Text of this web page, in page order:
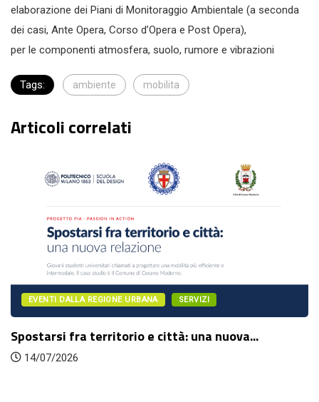
elaborazione dei Piani di Monitoraggio Ambientale (a seconda
dei casi, Ante Opera, Corso d’Opera e Post Opera),
per le componenti atmosfera, suolo, rumore e vibrazioni
Tags: ambiente mobilita
Articoli correlati
EVENTI DALLA REGIONE URBANA SERVIZI
Spostarsi fra territorio e città: una nuova...
14/07/2026